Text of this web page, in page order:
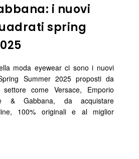
i nuovi
spring
moda eyewear ci sono i nuovi
Summer 2025 proposti da
come Versace, Emporio
& Gabbana, da acquistare
100% originali e al miglior